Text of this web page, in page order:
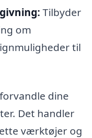
Tilbyder
om
til
dine
Det handler
værktøjer og